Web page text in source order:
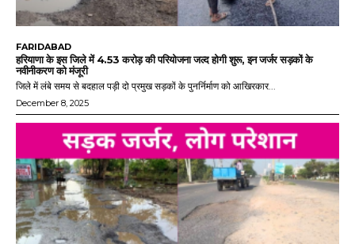
FARIDABAD
हरियाणा के इस जिले में 4.53 करोड़ की परियोजना जल्द होगी शुरू, इन जर्जर सड़कों के
नवीनीकरण को मंजूरी
जिले में लंबे समय से बदहाल पड़ी दो प्रमुख सड़कों के पुनर्निर्माण को आखिरकार...
December 8, 2025